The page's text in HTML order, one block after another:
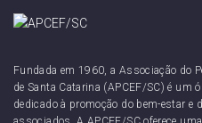
Fundada em 1960, a Associação do
de Santa Catarina (APCEF/SC) é um
dedicado à promoção do bem-estar e